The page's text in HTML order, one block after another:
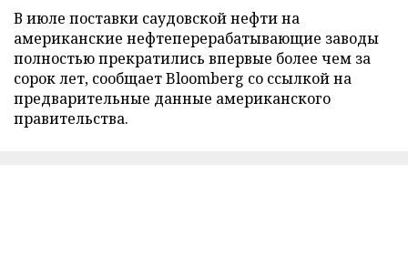
В июле поставки саудовской нефти на
американские нефтеперерабатывающие заводы
полностью прекратились впервые более чем за
сорок лет, сообщает Bloomberg со ссылкой на
предварительные данные американского
правительства.